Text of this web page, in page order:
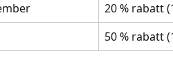
20 % rabatt
50 % rabatt